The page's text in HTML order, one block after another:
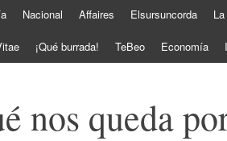
Nacional Affaires Elsursuncorda
¡Qué burrada! TeBeo Economía
nos queda